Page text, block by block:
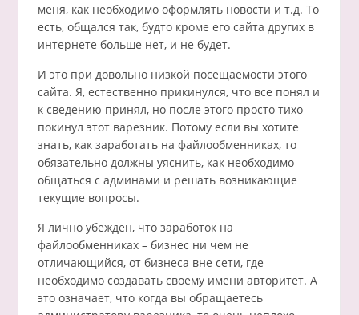
меня, как необходимо оформлять новости и т.д. То
есть, общался так, будто кроме его сайта других в
интернете больше нет, и не будет.
И это при довольно низкой посещаемости этого
сайта. Я, естественно прикинулся, что все понял и
к сведению принял, но после этого просто тихо
покинул этот варезник. Потому если вы хотите
знать, как заработать на файлообменниках, то
обязательно должны уяснить, как необходимо
общаться с админами и решать возникающие
текущие вопросы.
Я лично убежден, что заработок на
файлообменниках – бизнес ни чем не
отличающийся, от бизнеса вне сети, где
необходимо создавать своему имени авторитет. А
это означает, что когда вы обращаетесь